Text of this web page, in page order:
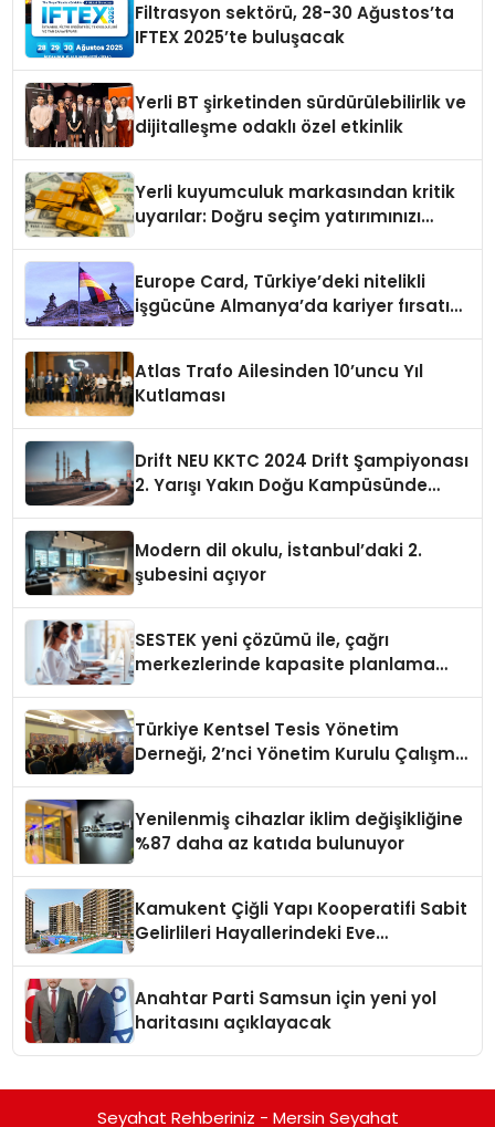
Filtrasyon sektörü, 28-30 Ağustos’ta
IFTEX 2025’te buluşacak
Yerli BT şirketinden sürdürülebilirlik ve
dijitalleşme odaklı özel etkinlik
Yerli kuyumculuk markasından kritik
uyarılar: Doğru seçim yatırımınızı
Europe Card, Türkiye’deki nitelikli
işgücüne Almanya’da kariyer fırsatı
Atlas Trafo Ailesinden 10’uncu Yıl
Kutlaması
Drift NEU KKTC 2024 Drift Şampiyonası
2. Yarışı Yakın Doğu Kampüsünde
Modern dil okulu, İstanbul’daki 2.
şubesini açıyor
SESTEK yeni çözümü ile, çağrı
merkezlerinde kapasite planlama
Türkiye Kentsel Tesis Yönetim
Derneği, 2’nci Yönetim Kurulu Çalışma
Yenilenmiş cihazlar iklim değişikliğine
%87 daha az katıda bulunuyor
Kamukent Çiğli Yapı Kooperatifi Sabit
Gelirlileri Hayallerindeki Eve
Anahtar Parti Samsun için yeni yol
haritasını açıklayacak
Seyahat Rehberiniz - Mersin Seyahat